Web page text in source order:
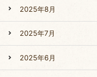
2025年8月
2025年7月
2025年6月